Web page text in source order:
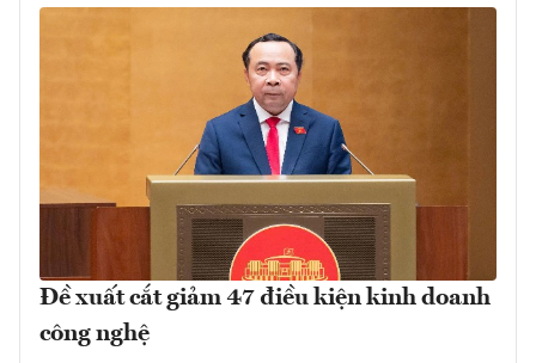
Đề xuất cắt giảm 47 điều kiện kinh doanh
công nghệ